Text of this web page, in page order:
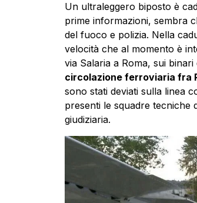
Un ultraleggero biposto è
prime informazioni, sembra
del fuoco e polizia. Nella
velocità che al momento è
via Salaria a Roma, sui
circolazione ferroviaria fra
sono stati deviati sulla linea
presenti le squadre tecniche
giudiziaria.